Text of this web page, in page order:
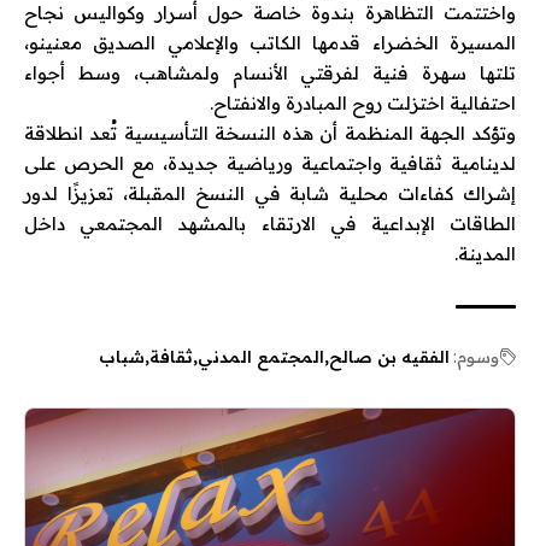
واختتمت التظاهرة بندوة خاصة حول أسرار وكواليس نجاح
المسيرة الخضراء قدمها الكاتب والإعلامي الصديق معنينو،
تلتها سهرة فنية لفرقتي الأنسام ولمشاهب، وسط أجواء
احتفالية اختزلت روح المبادرة والانفتاح.
وتؤكد الجهة المنظمة أن هذه النسخة التأسيسية تُعد انطلاقة
لدينامية ثقافية واجتماعية ورياضية جديدة، مع الحرص على
إشراك كفاءات محلية شابة في النسخ المقبلة، تعزيزًا لدور
الطاقات الإبداعية في الارتقاء بالمشهد المجتمعي داخل
المدينة.
وسوم: الفقيه بن صالح المجتمع المدني ثقافة شباب